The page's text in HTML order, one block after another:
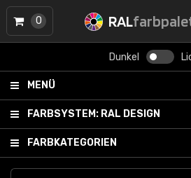
RAL
Dunkel
MENÜ
FARBSYSTEM: RAL DESIGN
FARBKATEGORIEN
0